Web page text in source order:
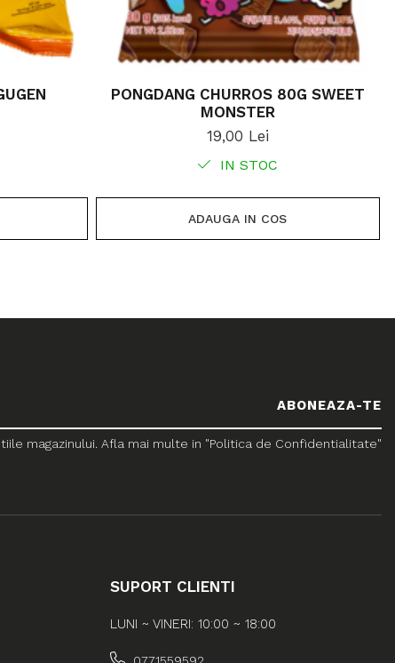
PONGDANG CHURROS 80G SWEET
MONSTER
19,00 Lei
IN STOC
ADAUGA IN COS
magazinului. Afla mai multe in "Politica de Confidentialitate"
SUPORT CLIENTI
LUNI ~ VINERI: 10:00 ~ 18:00
0771559592